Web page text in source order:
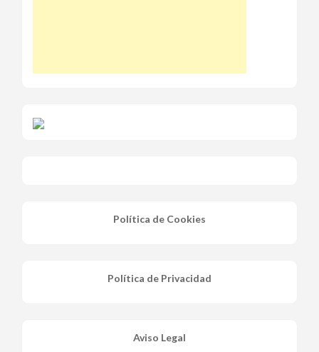
Política de Cookies
Política de Privacidad
Aviso Legal